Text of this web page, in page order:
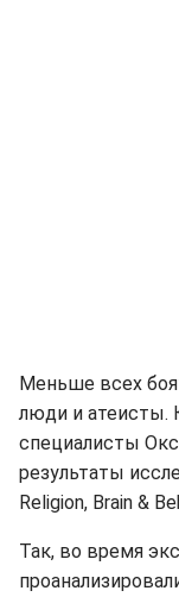
Меньше всех
люди и атеисты.
специалисты
результаты
Religion, Brain &
Так, во время